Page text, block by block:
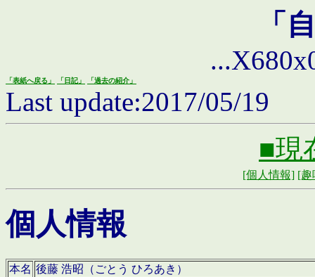
「
「表紙へ戻る」 「日記」 「過去の紹介」
Last update:2017/05/19
■現
[個人情報] [趣
個人情報
本名 後藤 浩昭（ごとう ひろあき）